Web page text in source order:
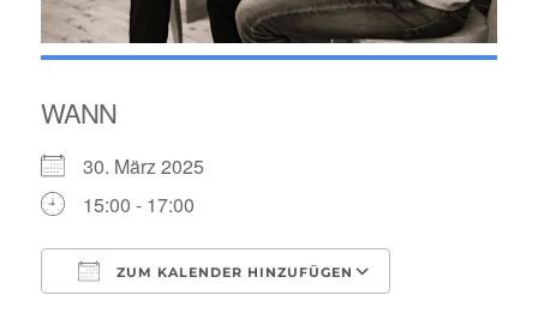
WANN
30. März 2025
15:00 - 17:00
ZUM KALENDER HINZUFÜGEN